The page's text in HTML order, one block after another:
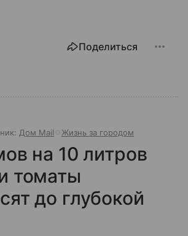
Поделиться
Дом Mail Жизнь за городом
на 10 литров
томаты
до глубокой